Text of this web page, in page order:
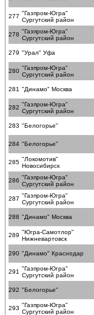
277 "Газпром-Югра"
Сургутский район
278 "Газпром-Югра"
Сургутский район
279 "Урал" Уфа
280 "Газпром-Югра"
Сургутский район
281 "Динамо" Москва
282 "Газпром-Югра"
Сургутский район
283 "Белогорье"
284 "Белогорье"
285 "Локомотив"
Новосибирск
286 "Газпром-Югра"
Сургутский район
287 "Газпром-Югра"
Сургутский район
288 "Динамо" Москва
289 "Югра-Самотлор"
Нижневартовск
290 "Динамо" Краснодар
291 "Газпром-Югра"
Сургутский район
292 "Белогорье"
293 "Газпром-Югра"
Сургутский район